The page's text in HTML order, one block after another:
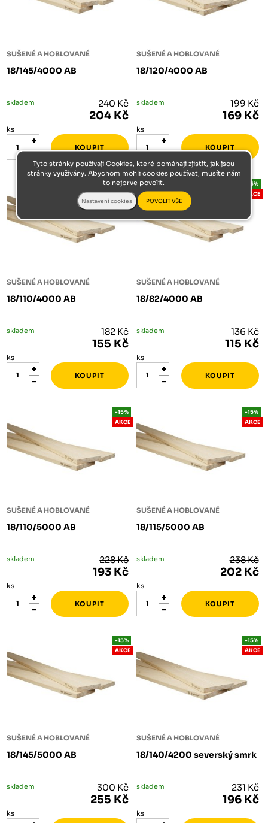
SUŠENÉ A HOBLOVANÉ
18/145/4000 AB
skladem 240 Kč
204 Kč
ks
SUŠENÉ A HOBLOVANÉ
18/120/4000 AB
skladem 199 Kč
169 Kč
ks
SUŠENÉ A HOBLOVANÉ
18/110/4000 AB
-15%
AKCE
skladem 182 Kč
155 Kč
ks
SUŠENÉ A HOBLOVANÉ
18/82/4000 AB
-15%
AKCE
skladem 136 Kč
115 Kč
ks
SUŠENÉ A HOBLOVANÉ
18/110/5000 AB
-15%
AKCE
skladem 228 Kč
193 Kč
ks
SUŠENÉ A HOBLOVANÉ
18/115/5000 AB
-15%
AKCE
skladem 238 Kč
202 Kč
ks
SUŠENÉ A HOBLOVANÉ
18/145/5000 AB
-15%
AKCE
skladem 300 Kč
255 Kč
ks
SUŠENÉ A HOBLOVANÉ
18/140/4200 severský smrk
-15%
AKCE
skladem 231 Kč
196 Kč
ks
Tyto stránky používají Cookies, které pomáhají zjistit, jak jsou
stránky využívány. Abychom mohli cookies používat, musíte nám
to nejprve povolit.